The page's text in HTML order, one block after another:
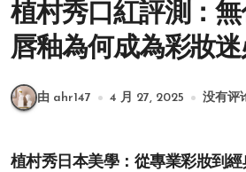
植村秀口紅評測：
唇釉為何成為彩妝迷
由 ahr147 4 月 27, 2025 没有评
植村秀日本美學：從專業彩妝到